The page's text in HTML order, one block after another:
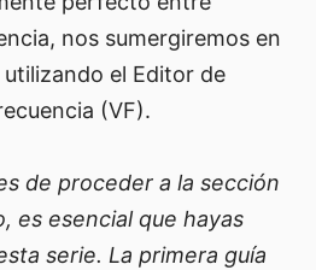
nos sumergiremos en
el Editor de
(VF).
de proceder a la sección
es esencial que hayas
serie. La primera guía